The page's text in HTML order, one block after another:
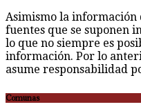
Asimismo la información
fuentes que se suponen
lo que no siempre es
información. Por lo
asume responsabilidad
Comunas